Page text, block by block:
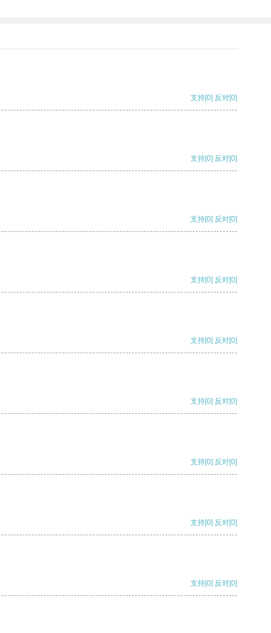
支持[0] 反对[0]
支持[0] 反对[0]
支持[0] 反对[0]
支持[0] 反对[0]
支持[0] 反对[0]
支持[0] 反对[0]
支持[0] 反对[0]
支持[0] 反对[0]
支持[0] 反对[0]